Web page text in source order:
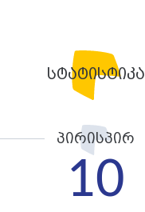
სტატისტიკა
პირისპირ
10